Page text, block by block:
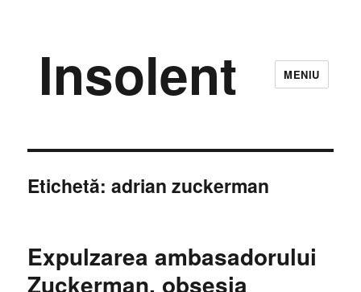
Insolent MENIU
Etichetă:adrian zuckerman
Expulzarea ambasadorului
Zuckerman, obsesia